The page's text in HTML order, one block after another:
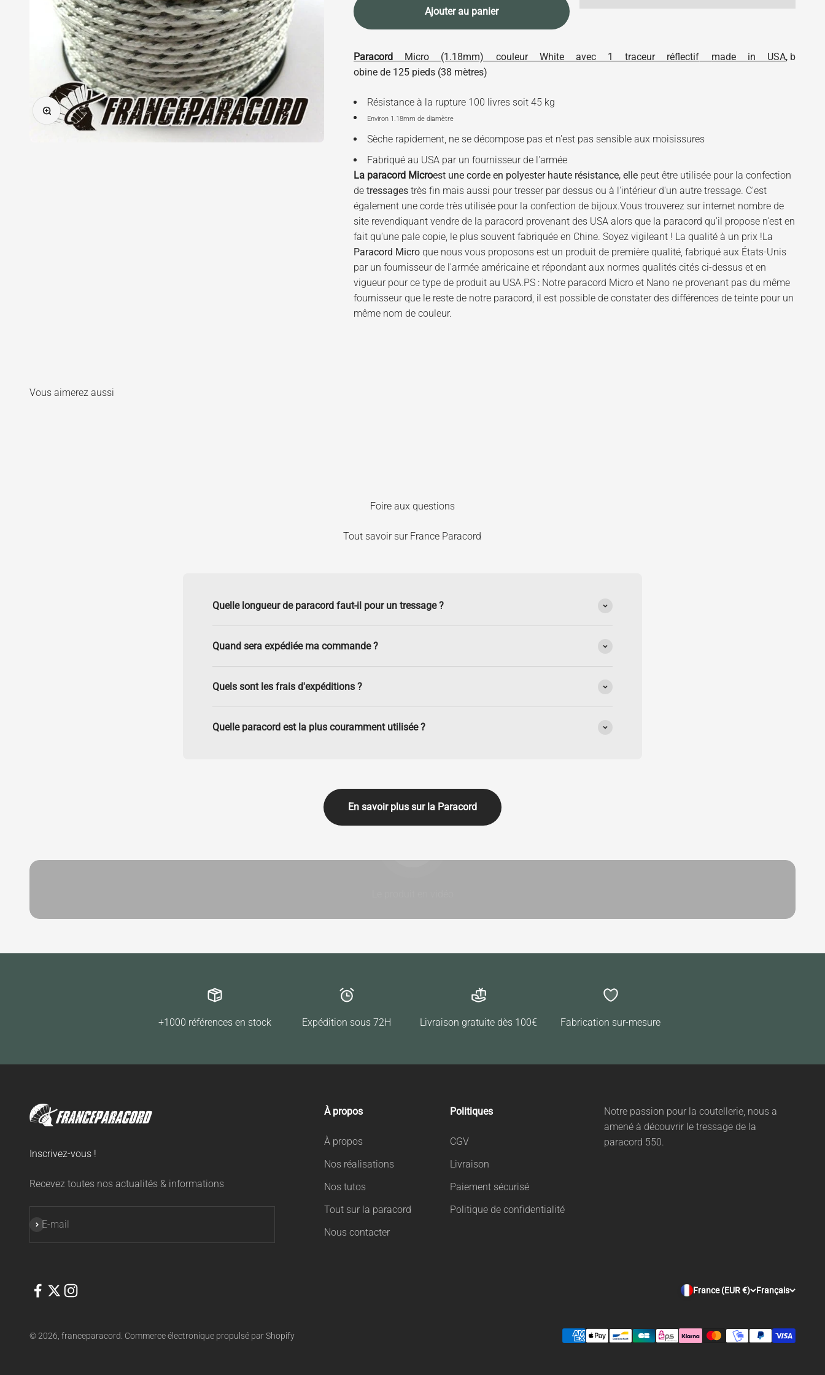
Zoomer sur l'image
Ajouter au panier
Paracord Micro (1.18mm) couleur White avec 1 traceur réflectif made in USA, b
obine de 125 pieds (38 mètres)
Résistance à la rupture 100 livres soit 45 kg
Environ 1.18mm de diamètre
Sèche rapidement, ne se décompose pas et n'est pas sensible aux moisissures
Fabriqué au USA par un fournisseur de l'armée
La paracord Microest une corde en polyester haute résistance, elle peut être utilisée pour la confection
de tressages très fin mais aussi pour tresser par dessus ou à l'intérieur d'un autre tressage. C'est
également une corde très utilisée pour la confection de bijoux.Vous trouverez sur internet nombre de
site revendiquant vendre de la paracord provenant des USA alors que la paracord qu'il propose n'est en
fait qu'une pale copie, le plus souvent fabriquée en Chine. Soyez vigileant ! La qualité à un prix !La
Paracord Micro que nous vous proposons est un produit de première qualité, fabriqué aux États-Unis
par un fournisseur de l'armée américaine et répondant aux normes qualités cités ci-dessus et en
vigueur pour ce type de produit au USA.PS : Notre paracord Micro et Nano ne provenant pas du même
fournisseur que le reste de notre paracord, il est possible de constater des différences de teinte pour un
même nom de couleur.
Foire aux questions
Tout savoir sur France Paracord
Quelle longueur de paracord faut-il pour un tressage ?
Quand sera expédiée ma commande ?
Quels sont les frais d'expéditions ?
Quelle paracord est la plus couramment utilisée ?
En savoir plus sur la Paracord
Lancer la video
+1000 références en stock Expédition sous 72H Livraison gratuite dès 100€ Fabrication sur-mesure
Inscrivez-vous !
Recevez toutes nos actualités & informations
E-mail
S'inscrire
À propos
À propos
Nos réalisations
Nos tutos
Tout sur la paracord
Nous contacter
Politiques
CGV
Livraison
Paiement sécurisé
Politique de confidentialité
Notre passion pour la coutellerie, nous a
amené à découvrir le tressage de la
paracord 550.
France (EUR €) Français
© 2026, franceparacord. Commerce électronique propulsé par Shopify